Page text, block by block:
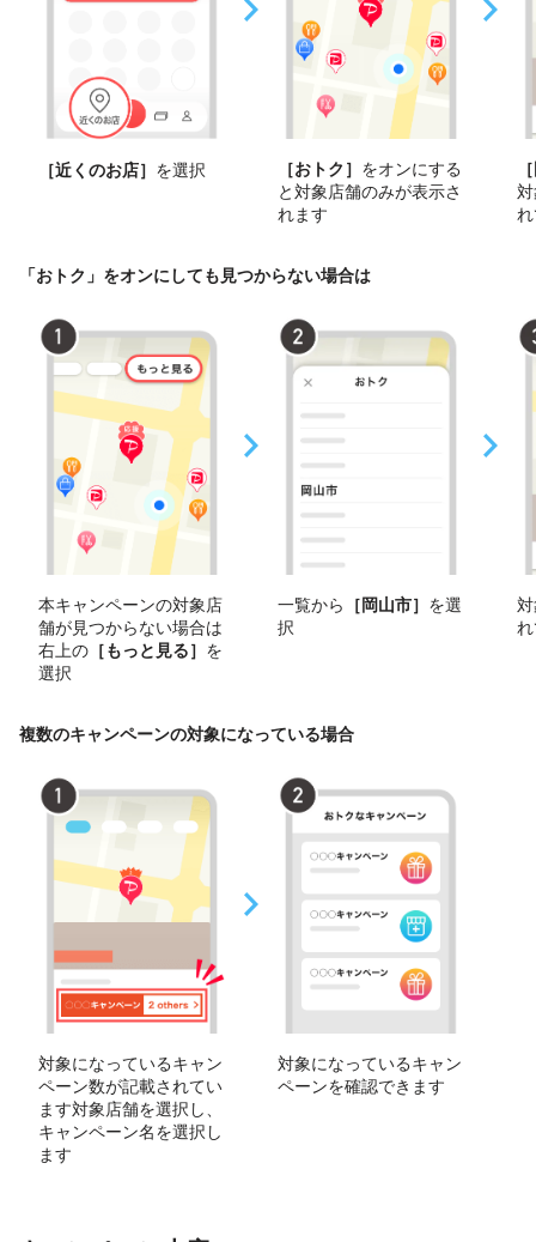
［近くのお店］ を選択 ［おトク］ をオンにする
と対象店舗のみが表示さ
れます
「おトク」をオンにしても見つからない場合は
本キャンペーンの対象店
舗が見つからない場合は
右上の ［もっと見る］ を
選択
一覧から ［岡山市］ を選
択
複数のキャンペーンの対象になっている場合
対象になっているキャン
ペーン数が記載されてい
ます対象店舗を選択し、
キャンペーン名を選択し
ます
対象になっているキャン
ペーンを確認できます